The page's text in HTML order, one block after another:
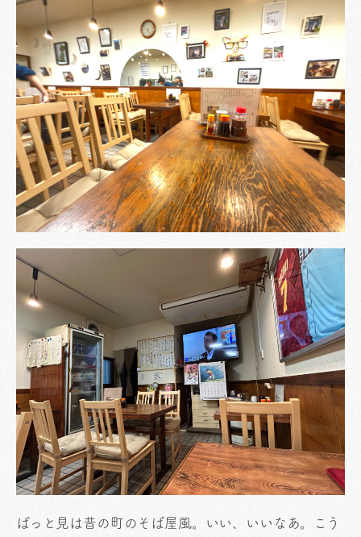
ぱっと見は昔の町のそば屋風。いい、いいなあ。こう